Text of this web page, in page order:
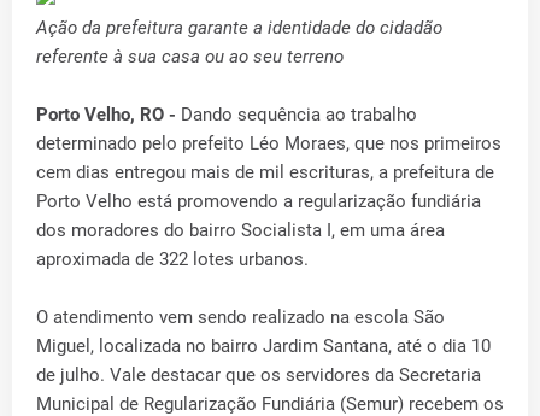
Ação da prefeitura garante a identidade do cidadão
referente à sua casa ou ao seu terreno
Porto Velho, RO - Dando sequência ao trabalho
determinado pelo prefeito Léo Moraes, que nos primeiros
cem dias entregou mais de mil escrituras, a prefeitura de
Porto Velho está promovendo a regularização fundiária
dos moradores do bairro Socialista I, em uma área
aproximada de 322 lotes urbanos.
O atendimento vem sendo realizado na escola São
Miguel, localizada no bairro Jardim Santana, até o dia 10
de julho. Vale destacar que os servidores da Secretaria
Municipal de Regularização Fundiária (Semur) recebem os